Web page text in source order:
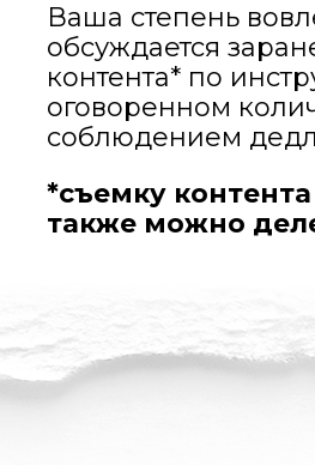
Ваша степень
обсуждается
контента* по
оговоренном
соблюдением
*съемку
также можно